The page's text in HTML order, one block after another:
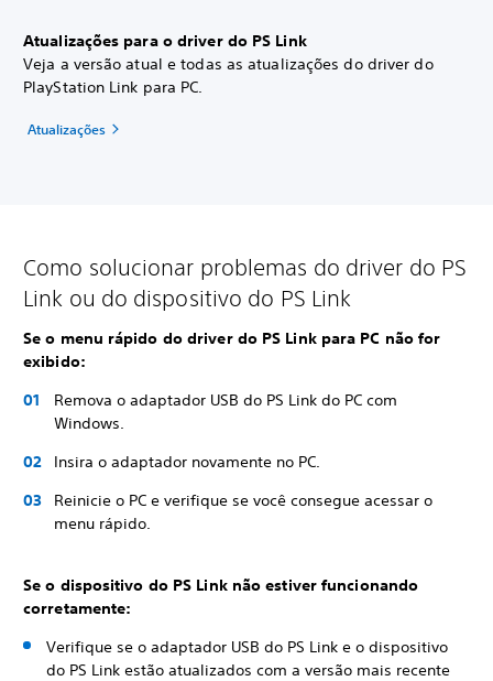
Atualizações para o driver do PS Link
Veja a versão atual e todas as atualizações do driver do
PlayStation Link para PC.
Atualizações
Como solucionar problemas do driver do PS
Link ou do dispositivo do PS Link
Se o menu rápido do driver do PS Link para PC não for
exibido:
Remova o adaptador USB do PS Link do PC com
Windows.
Insira o adaptador novamente no PC.
Reinicie o PC e verifique se você consegue acessar o
menu rápido.
Se o dispositivo do PS Link não estiver funcionando
corretamente:
Verifique se o adaptador USB do PS Link e o dispositivo
do PS Link estão atualizados com a versão mais recente